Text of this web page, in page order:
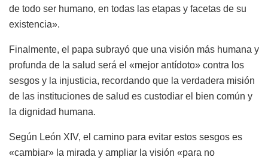
de todo ser humano, en todas las etapas y facetas de su
existencia».
Finalmente, el papa subrayó que una visión más humana y
profunda de la salud será el «mejor antídoto» contra los
sesgos y la injusticia, recordando que la verdadera misión
de las instituciones de salud es custodiar el bien común y
la dignidad humana.
Según León XIV, el camino para evitar estos sesgos es
«cambiar» la mirada y ampliar la visión «para no